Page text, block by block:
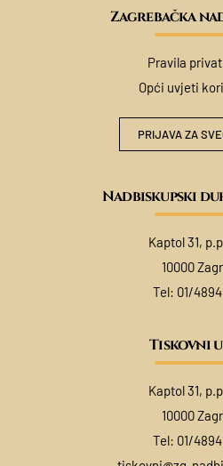
Zagrebačka
Pravila
Opći uvjeti
PRIJAVA ZA
Nadbiskupski
Kaptol 31,
10000
Tel: 01/
Tiskovni
Kaptol 31,
10000
Tel: 01/